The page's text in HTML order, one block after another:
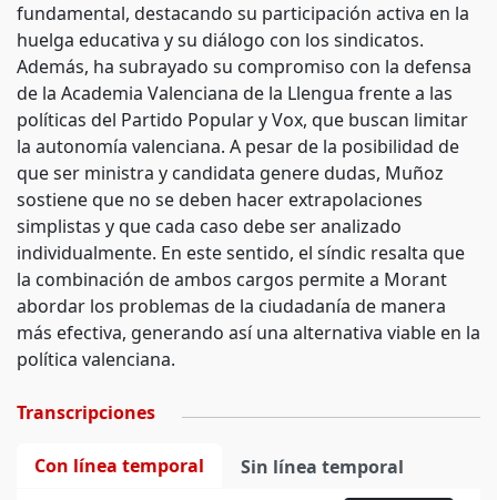
fundamental, destacando su participación activa en la
huelga educativa y su diálogo con los sindicatos.
Además, ha subrayado su compromiso con la defensa
de la Academia Valenciana de la Llengua frente a las
políticas del Partido Popular y Vox, que buscan limitar
la autonomía valenciana. A pesar de la posibilidad de
que ser ministra y candidata genere dudas, Muñoz
sostiene que no se deben hacer extrapolaciones
simplistas y que cada caso debe ser analizado
individualmente. En este sentido, el síndic resalta que
la combinación de ambos cargos permite a Morant
abordar los problemas de la ciudadanía de manera
más efectiva, generando así una alternativa viable en la
política valenciana.
Transcripciones
Con línea temporal Sin línea temporal